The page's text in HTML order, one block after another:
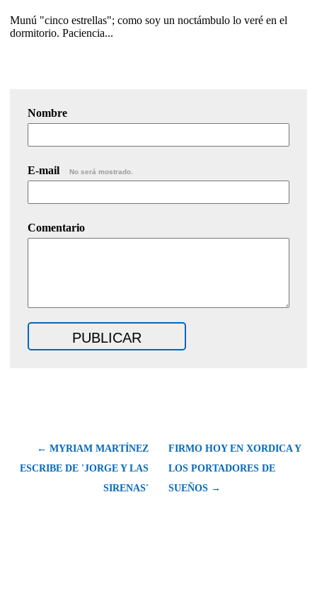
Munú "cinco estrellas"; como soy un noctámbulo lo veré en el
dormitorio. Paciencia...
Nombre
E-mail No será mostrado.
Comentario
← MYRIAM MARTÍNEZ
ESCRIBE DE 'JORGE Y LAS
SIRENAS'
FIRMO HOY EN XORDICA Y
LOS PORTADORES DE
SUEÑOS →